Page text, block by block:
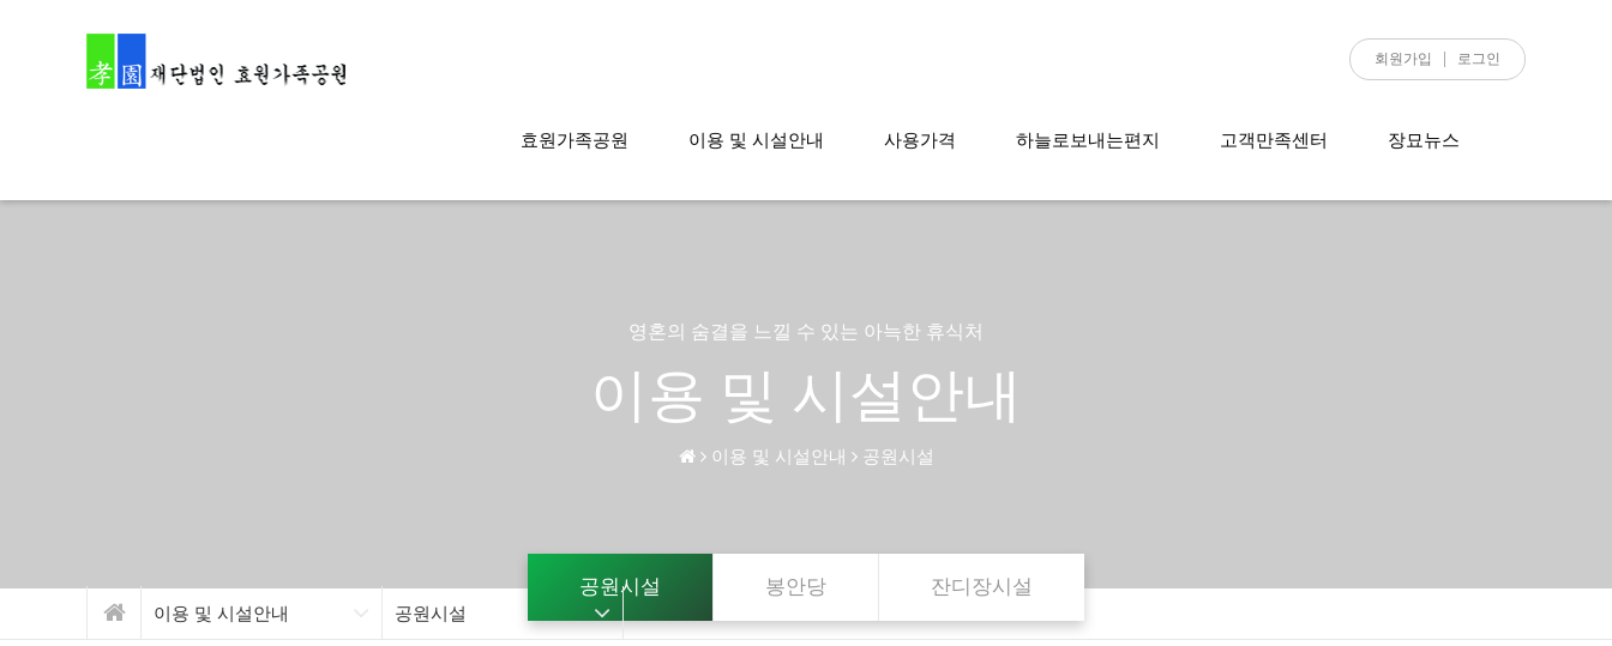
회원가입 로그인
효원가족공원 이용 및 시설안내 사용가격 하늘로보내는편지 고객만족센터 장묘뉴스
영혼의 숨결을 느낄 수 있는 아늑한 휴식처
이용 및 시설안내
이용 및 시설안내 공원시설
공원시설 봉안당 잔디장시설
이용 및 시설안내 공원시설